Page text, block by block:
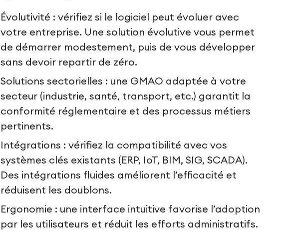
Évolutivité : vérifiez si le logiciel peut évoluer avec
votre entreprise. Une solution évolutive vous permet
de démarrer modestement, puis de vous développer
sans devoir repartir de zéro.
Solutions sectorielles : une GMAO adaptée à votre
secteur (industrie, santé, transport, etc.) garantit la
conformité réglementaire et des processus métiers
pertinents.
Intégrations : vérifiez la compatibilité avec vos
systèmes clés existants (ERP, IoT, BIM, SIG, SCADA).
Des intégrations fluides améliorent l’efficacité et
réduisent les doublons.
Ergonomie : une interface intuitive favorise l’adoption
par les utilisateurs et réduit les efforts administratifs.